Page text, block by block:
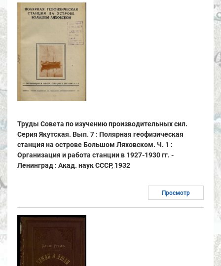
Труды Совета по изучению производительных сил.
Серия Якутская. Вып. 7 : Полярная геофизическая
станция на острове Большом Ляховском. Ч. 1 :
Организация и работа станции в 1927-1930 гг. -
Ленинград : Акад. наук СССР, 1932
Просмотр